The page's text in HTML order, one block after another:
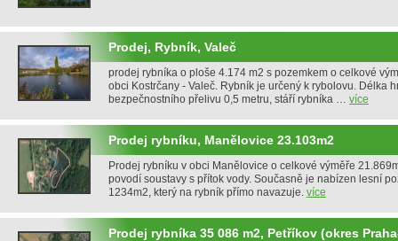
Prodej, Rybník, Valeč
prodej rybníka o ploše 4.174 m2 s pozemkem o celkové
obci Kostrčany - Valeč. Rybník je určený k rybolovu. Délka
bezpečnostního přelivu 0,5 metru, stáří rybníka … více
Prodej rybníku, Manělovice 23.103m2
Prodej rybníku v obci Manělovice o celkové výměře
povodí soustavy s přítok vody. Současně je nabízen lesní
1234m2, který na rybník přímo navazuje. více
Prodej rybníka 35 086 m2, Petříkov (okres